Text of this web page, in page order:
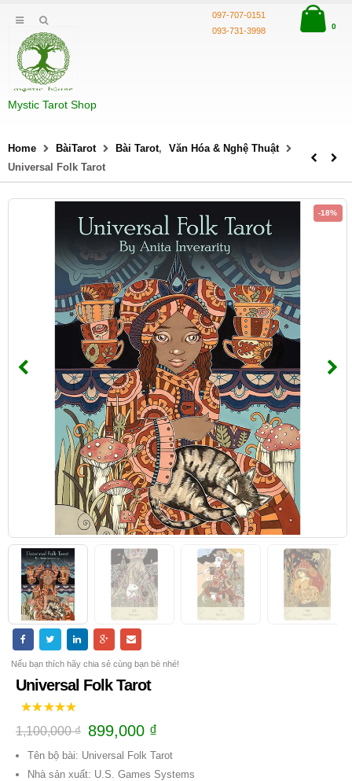
Mystic Tarot Shop
097-707-0151
093-731-3998
0
Home BàiTarot Bài Tarot,
Văn Hóa & Nghệ Thuật
Universal Folk Tarot
-18%
Nếu bạn thích hãy chia sẻ cùng bạn bè nhé!
Universal Folk Tarot
1,100,000₫ 899,000 ₫
Tên bộ bài: Universal Folk Tarot
Nhà sản xuất: U.S. Games Systems